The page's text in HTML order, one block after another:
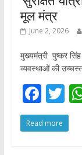
मूल मंत्र
June 2, 2026
मुख्यमंत्री पुष्कर सिंह
व्यवस्थाओं की
F
ac
e
T
w
itt
Read more